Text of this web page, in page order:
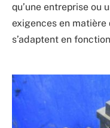
qu’une entreprise ou
exigences en
s’adaptent en